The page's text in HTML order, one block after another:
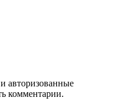
авторизованные
комментарии.